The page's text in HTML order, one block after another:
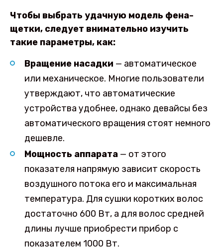
Чтобы выбрать удачную модель фена-
щетки, следует внимательно изучить
такие параметры, как:
Вращение насадки — автоматическое
или механическое. Многие пользователи
утверждают, что автоматические
устройства удобнее, однако девайсы без
автоматического вращения стоят немного
дешевле.
Мощность аппарата— от этого
показателя напрямую зависит скорость
воздушного потока его и максимальная
температура. Для сушки коротких волос
достаточно 600 Вт, а для волос средней
длины лучше приобрести прибор с
показателем 1000 Вт.